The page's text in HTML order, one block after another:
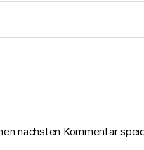
nächsten Kommentar